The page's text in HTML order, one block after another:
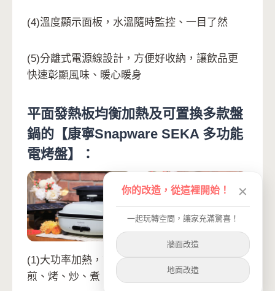
(4)溫度顯示面板，水溫隨時監控、一目了然
(5)分離式電源線設計，方便好收納，讓飲品更
快速彰顯風味、暖心暖身
平面發熱板均衡加熱及可置換多款盤
鍋的【康寧Snapware SEKA 多功能
電烤盤】：
(1)大功率加熱，簡單隨心調節烹飪火侯，適用
煎、烤、炒、煮 、燜多種工法
你的改造，從這裡開始！ ✕
一起玩轉空間，讓家充滿驚喜！
牆面改造
地面改造